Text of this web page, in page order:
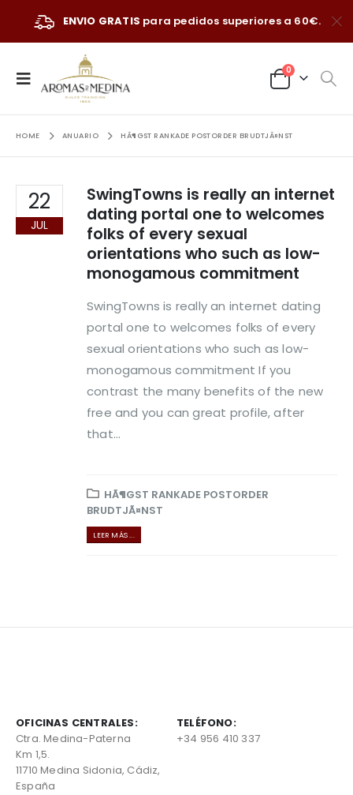
ENVIO GRATIS para pedidos superiores a 60€.
0
HOME ANUARIO HÃ¶GST RANKADE POSTORDER BRUDTJÃ¤NST
22
JUL
SwingTowns is really an internet
dating portal one to welcomes
folks of every sexual
orientations who such as low-
monogamous commitment
SwingTowns is really an internet dating
portal one to welcomes folks of every
sexual orientations who such as low-
monogamous commitment If you
contrast the many benefits of the new
free and you can great profile, after
that...
HÃ¶GST RANKADE POSTORDER
BRUDTJÃ¤NST
LEER MÁS ...
OFICINAS CENTRALES:
Ctra. Medina-Paterna
Km 1,5.
11710 Medina Sidonia, Cádiz,
España
TELÉFONO:
+34 956 410 337